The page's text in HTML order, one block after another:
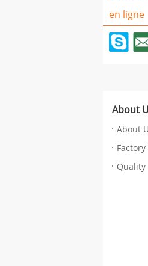
en ligne
About
About
Quality